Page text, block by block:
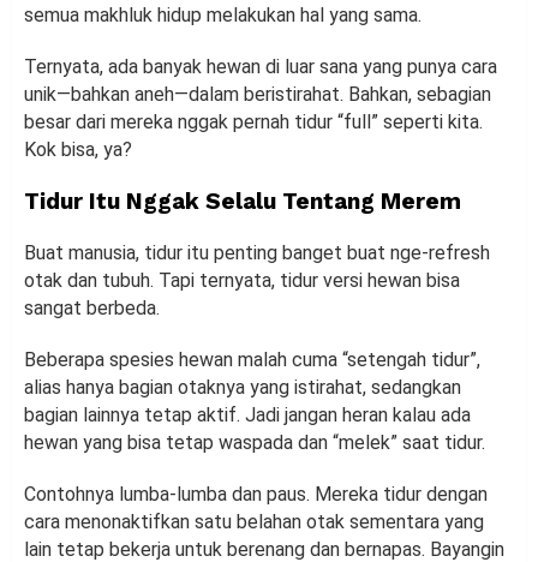
semua makhluk hidup melakukan hal yang sama.
Ternyata, ada banyak hewan di luar sana yang punya cara
unik—bahkan aneh—dalam beristirahat. Bahkan, sebagian
besar dari mereka nggak pernah tidur “full” seperti kita.
Kok bisa, ya?
Tidur Itu Nggak Selalu Tentang Merem
Buat manusia, tidur itu penting banget buat nge-refresh
otak dan tubuh. Tapi ternyata, tidur versi hewan bisa
sangat berbeda.
Beberapa spesies hewan malah cuma “setengah tidur”,
alias hanya bagian otaknya yang istirahat, sedangkan
bagian lainnya tetap aktif. Jadi jangan heran kalau ada
hewan yang bisa tetap waspada dan “melek” saat tidur.
Contohnya lumba-lumba dan paus. Mereka tidur dengan
cara menonaktifkan satu belahan otak sementara yang
lain tetap bekerja untuk berenang dan bernapas. Bayangin